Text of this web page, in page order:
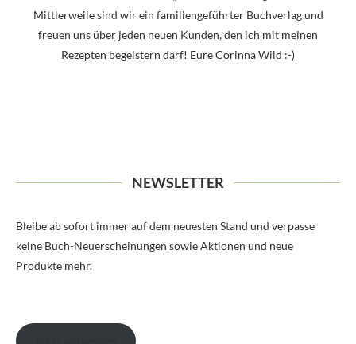
Mittlerweile sind wir ein familiengeführter Buchverlag und
freuen uns über jeden neuen Kunden, den ich mit meinen
Rezepten begeistern darf! Eure Corinna Wild :-)
NEWSLETTER
Bleibe ab sofort immer auf dem neuesten Stand und verpasse
keine Buch-Neuerscheinungen sowie Aktionen und neue
Produkte mehr.